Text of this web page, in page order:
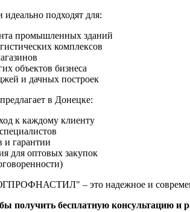
подходят для:
промышленных зданий
комплексов
объектов бизнеса
и дачных построек
в Донецке:
к каждому клиенту
и гарантии
для оптовых закупок
– это надежное и
получить бесплатную консультацию и